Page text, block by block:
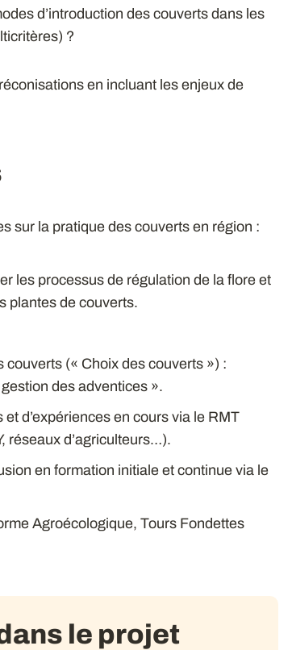
d’introduction des couverts dans les
?
en incluant les enjeux de
sur la pratique des couverts en région :
les processus de régulation de la flore et
plantes de couverts.
couverts (« Choix des couverts ») :
des adventices ».
d’expériences en cours via le RMT
réseaux d’agriculteurs…).
en formation initiale et continue via le
Agroécologique, Tours Fondettes
le projet